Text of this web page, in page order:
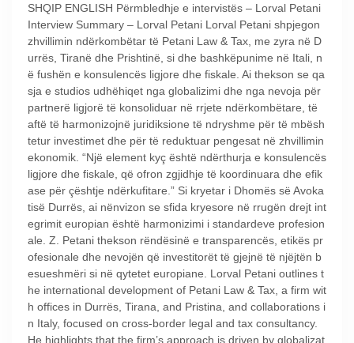
SHQIP ENGLISH Përmbledhje e intervistës – Lorval Petani
Interview Summary – Lorval Petani Lorval Petani shpjegon
zhvillimin ndërkombëtar të Petani Law & Tax, me zyra në D
urrës, Tiranë dhe Prishtinë, si dhe bashkëpunime në Itali, n
ë fushën e konsulencës ligjore dhe fiskale. Ai thekson se qa
sja e studios udhëhiqet nga globalizimi dhe nga nevoja për
partnerë ligjorë të konsoliduar në rrjete ndërkombëtare, të
aftë të harmonizojnë juridiksione të ndryshme për të mbësh
tetur investimet dhe për të reduktuar pengesat në zhvillimin
ekonomik. “Një element kyç është ndërthurja e konsulencës
ligjore dhe fiskale, që ofron zgjidhje të koordinuara dhe efik
ase për çështje ndërkufitare.” Si kryetar i Dhomës së Avoka
tisë Durrës, ai nënvizon se sfida kryesore në rrugën drejt int
egrimit europian është harmonizimi i standardeve profesion
ale. Z. Petani thekson rëndësinë e transparencës, etikës pr
ofesionale dhe nevojën që investitorët të gjejnë të njëjtën b
esueshmëri si në qytetet europiane. Lorval Petani outlines t
he international development of Petani Law & Tax, a firm wit
h offices in Durrës, Tirana, and Pristina, and collaborations i
n Italy, focused on cross-border legal and tax consultancy.
He highlights that the firm’s approach is driven by globalizat